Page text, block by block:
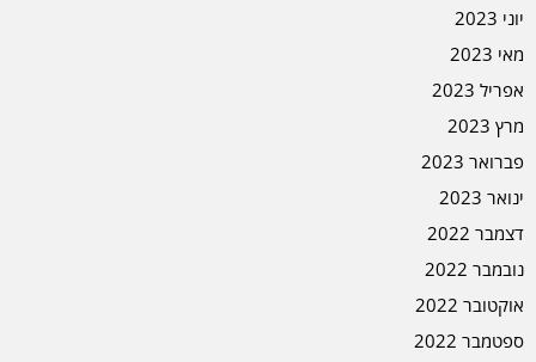
יוני 2023
מאי 2023
אפריל 2023
מרץ 2023
פברואר 2023
ינואר 2023
דצמבר 2022
נובמבר 2022
אוקטובר 2022
ספטמבר 2022